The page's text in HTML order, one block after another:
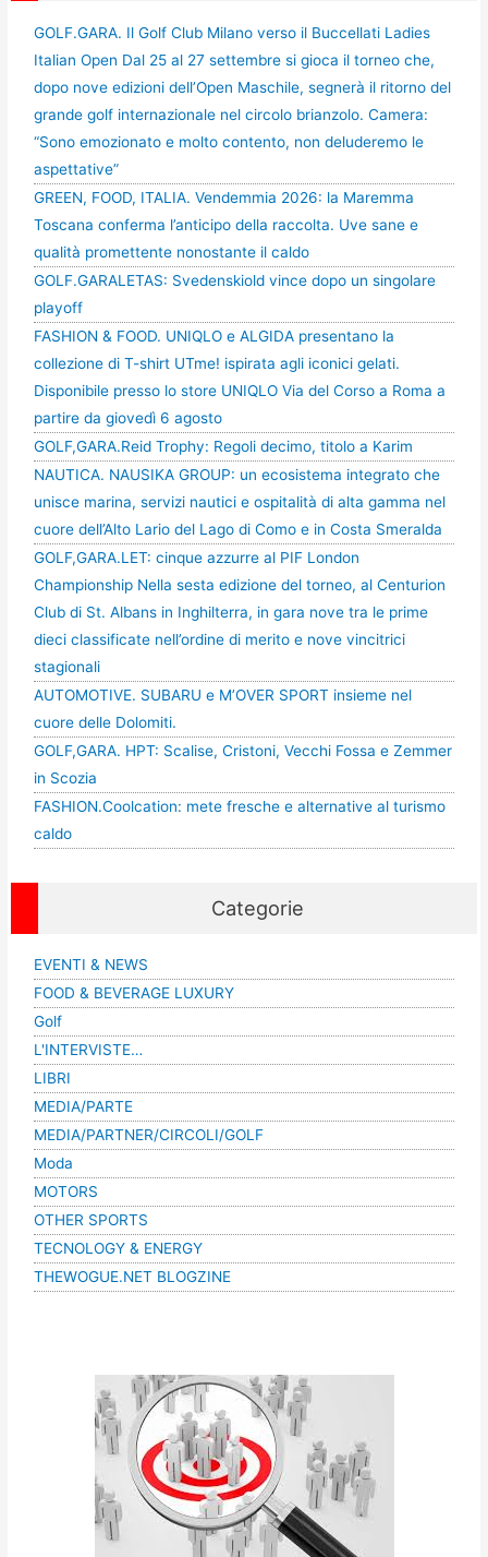
GOLF.GARA. Il Golf Club Milano verso il Buccellati Ladies
Italian Open Dal 25 al 27 settembre si gioca il torneo che,
dopo nove edizioni dell’Open Maschile, segnerà il ritorno del
grande golf internazionale nel circolo brianzolo. Camera:
“Sono emozionato e molto contento, non deluderemo le
aspettative”
GREEN, FOOD, ITALIA. Vendemmia 2026: la Maremma
Toscana conferma l’anticipo della raccolta. Uve sane e
qualità promettente nonostante il caldo
GOLF.GARALETAS: Svedenskiold vince dopo un singolare
playoff
FASHION & FOOD. UNIQLO e ALGIDA presentano la
collezione di T-shirt UTme! ispirata agli iconici gelati.
Disponibile presso lo store UNIQLO Via del Corso a Roma a
partire da giovedì 6 agosto
GOLF,GARA.Reid Trophy: Regoli decimo, titolo a Karim
NAUTICA. NAUSIKA GROUP: un ecosistema integrato che
unisce marina, servizi nautici e ospitalità di alta gamma nel
cuore dell’Alto Lario del Lago di Como e in Costa Smeralda
GOLF,GARA.LET: cinque azzurre al PIF London
Championship Nella sesta edizione del torneo, al Centurion
Club di St. Albans in Inghilterra, in gara nove tra le prime
dieci classificate nell’ordine di merito e nove vincitrici
stagionali
AUTOMOTIVE. SUBARU e M’OVER SPORT insieme nel
cuore delle Dolomiti.
GOLF,GARA. HPT: Scalise, Cristoni, Vecchi Fossa e Zemmer
in Scozia
FASHION.Coolcation: mete fresche e alternative al turismo
caldo
Categorie
EVENTI & NEWS
FOOD & BEVERAGE LUXURY
Golf
L'INTERVISTE…
LIBRI
MEDIA/PARTE
MEDIA/PARTNER/CIRCOLI/GOLF
Moda
MOTORS
OTHER SPORTS
TECNOLOGY & ENERGY
THEWOGUE.NET BLOGZINE